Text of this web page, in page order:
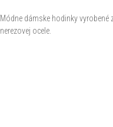
Módne dámske hodinky vyrobené
nerezovej ocele.